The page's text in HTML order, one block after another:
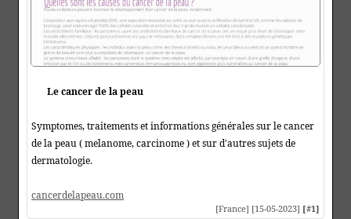
Le cancer de la peau
Symptomes, traitements et informations générales sur le cancer
de la peau ( melanome, carcinome ) et sur d'autres sujets de
dermatologie.
cancerdelapeau.com
[France] [15-05-2023] [#1]